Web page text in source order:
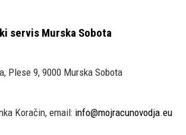
servis Murska Sobota
Plese 9, 9000 Murska Sobota
Koračin, email: info@mojracunovodja.eu